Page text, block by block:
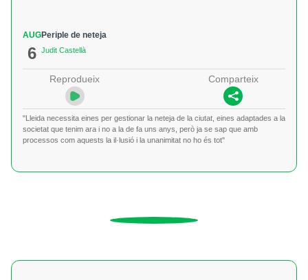
AUG
6
Periple de neteja
Judit Castellà
Reprodueix Comparteix
"Lleida necessita eines per gestionar la neteja de la ciutat, eines adaptades a la
societat que tenim ara i no a la de fa uns anys, però ja se sap que amb
processos com aquests la il·lusió i la unanimitat no ho és tot"